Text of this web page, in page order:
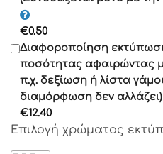
Γραμματοσειρά 14
Γραμματοσειρά 15
Γραμματοσειρά 16
Γραμματοσειρά 17
Γραμματοσειρά 18
Γραμματοσειρά 19
Γραμματοσειρά 20
Γραμματοσειρά 21
€0.50
Διαφοροποίηση
ποσότητας αφαιρώντας
π.χ. δεξίωση ή λίστα
διαμόρφωση δεν αλλάζει)
€12.40
Επιλογή χρώματος